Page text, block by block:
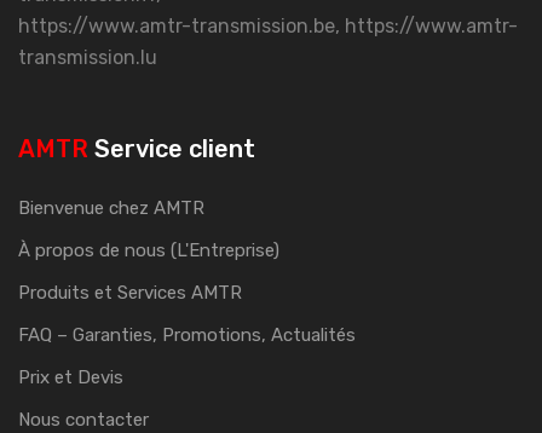
https://www.amtr-transmission.be, https://www.amtr-
transmission.lu
AMTR Service client
Bienvenue chez AMTR
À propos de nous (L'Entreprise)
Produits et Services AMTR
FAQ – Garanties, Promotions, Actualités
Prix et Devis
Nous contacter